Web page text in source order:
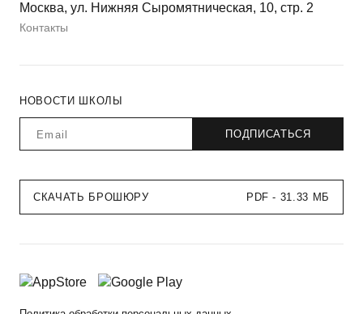
Москва, ул. Нижняя Сыромятническая, 10, стр. 2
Контакты
НОВОСТИ ШКОЛЫ
СКАЧАТЬ БРОШЮРУ PDF - 31.33 МБ